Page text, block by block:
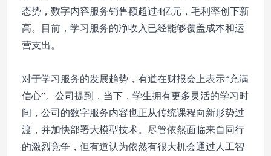
态势，数字内容服务销售额超过4亿元，毛利率创下新
高。目前，学习服务的净收入已经能够覆盖成本和运
营支出。
对于学习服务的发展趋势，有道在财报会上表示“充满
信心”。公司提到，当下，学生拥有更多灵活的学习时
间，公司的数字服务内容也正从传统课程向新形势过
渡，并加快部署大模型技术。尽管依然面临来自同行
的激烈竞争，但有道认为依然有很大机会通过人工智